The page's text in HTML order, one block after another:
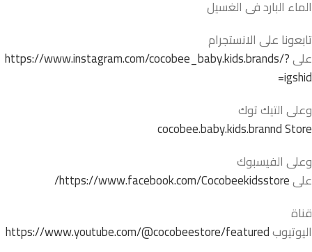
الماء البارد فى الغسيل
تابعونا على الانستجرام
علىhttps://www.instagram.com/cocobee_baby.kids.brands/?
igshid=
وعلى التيك توك
cocobee.baby.kids.brannd Store
وعلى الفيسبوك
علىhttps://www.facebook.com/Cocobeekidsstore/
قناة
اليوتيوبhttps://www.youtube.com/@cocobeestore/featured